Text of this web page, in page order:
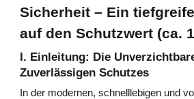
Sicherheit – Ein
auf den Schutzwert (ca.
I. Einleitung: Die
Zuverlässigen Schutzes
In der modernen, schnelllebigen und